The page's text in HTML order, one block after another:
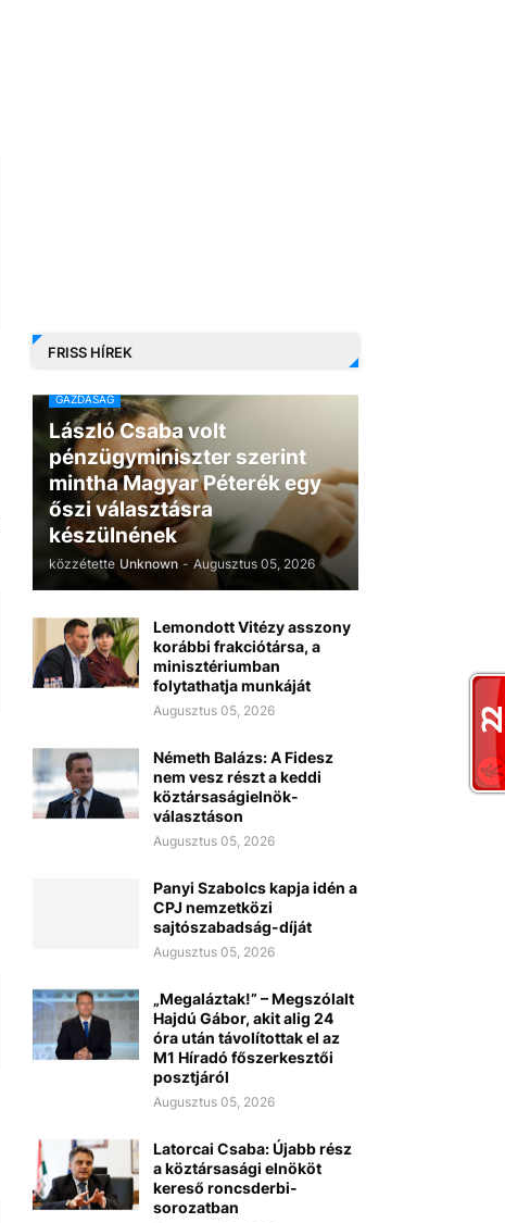
FRISS HÍREK
GAZDASÁG
László Csaba volt
pénzügyminiszter szerint
mintha Magyar Péterék egy
őszi választásra
készülnének
közzétette Unknown - Augusztus 05, 2026
Lemondott Vitézy asszony
korábbi frakciótársa, a
minisztériumban
folytathatja munkáját
Augusztus 05, 2026
Németh Balázs: A Fidesz
nem vesz részt a keddi
köztársaságielnök-
választáson
Augusztus 05, 2026
Panyi Szabolcs kapja idén a
CPJ nemzetközi
sajtószabadság-díját
Augusztus 05, 2026
„Megaláztak!” – Megszólalt
Hajdú Gábor, akit alig 24
óra után távolítottak el az
M1 Híradó főszerkesztői
posztjáról
Augusztus 05, 2026
Latorcai Csaba: Újabb rész
a köztársasági elnököt
kereső roncsderbi-
sorozatban